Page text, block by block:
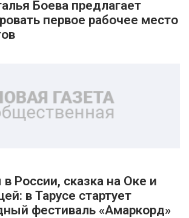
Боева предлагает
первое рабочее место
России, сказка на Оке и
в Тарусе стартует
фестиваль «Амаркорд»